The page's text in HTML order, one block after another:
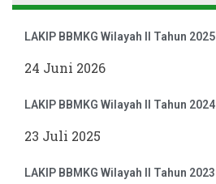
LAKIP BBMKG Wilayah II Tahun 2025
24 Juni 2026
LAKIP BBMKG Wilayah II Tahun 2024
23 Juli 2025
LAKIP BBMKG Wilayah II Tahun 2023